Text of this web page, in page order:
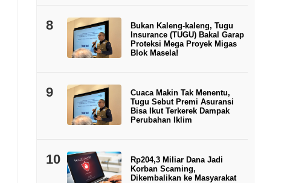
8
Bukan Kaleng-kaleng, Tugu
Insurance (TUGU) Bakal Garap
Proteksi Mega Proyek Migas
Blok Masela!
9
Cuaca Makin Tak Menentu,
Tugu Sebut Premi Asuransi
Bisa Ikut Terkerek Dampak
Perubahan Iklim
10
Rp204,3 Miliar Dana Jadi
Korban Scaming,
Dikembalikan ke Masyarakat